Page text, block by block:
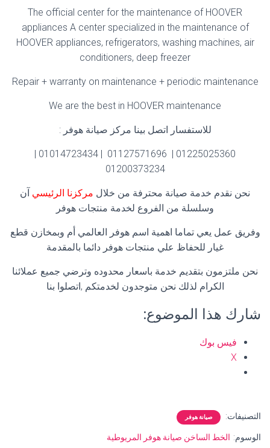
The official center for the maintenance of HOOVER
appliances A center specialized in the maintenance of
HOOVER appliances, refrigerators, washing machines, air
conditioners, deep freezer
Repair + warranty on maintenance + periodic maintenance
We are the best in HOOVER maintenance
للاستفسار اتصل بينا مركز صيانة هوفر :
01225025360 | 01127571696 | 01014723434 |
01200373234
نحن نقدم خدمة صيانة محترفة من خلال مركزنا الرئيسي آن
وسلسلة من الفروع لخدمة منتجات هوفر
وفريق عمل يعي تماما اهمية اسم هوفر العالمي أم وبمخازن قطع
غيار للحفاظ علي منتجات هوفر دائما بالمقدمة
نحن ملتزمون بتقديم خدمة باسعار محدوده وترضي جميع عملائنا
الكرام لذلك نحن متوجدون لخدمتكم ,اتصلوا بنا
شارك هذا الموضوع:
فيس بوك
X
التصنيفات: صيانة هوفر
الوسوم: الخط الساخن صيانة هوفر المريوطية